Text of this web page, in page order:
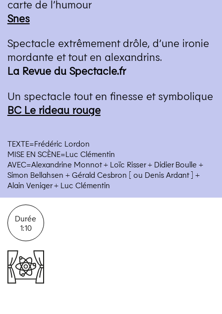
carte de l’humour
Snes
Spectacle extrêmement drôle, d’une ironie
mordante et tout en alexandrins.
La Revue du Spectacle​.fr
Un spectacle tout en finesse et symbolique
BCLe rideau rouge
TEXTE=Frédéric Lordon
MISE EN SCÈNE=Luc Clémentin
AVEC=Alexandrine Monnot + Loïc Risser + Didier Boulle +
Simon Bellahsen + Gérald Cesbron [ ou Denis Ardant ] +
Alain Veniger + Luc Clémentin
Durée
1:10